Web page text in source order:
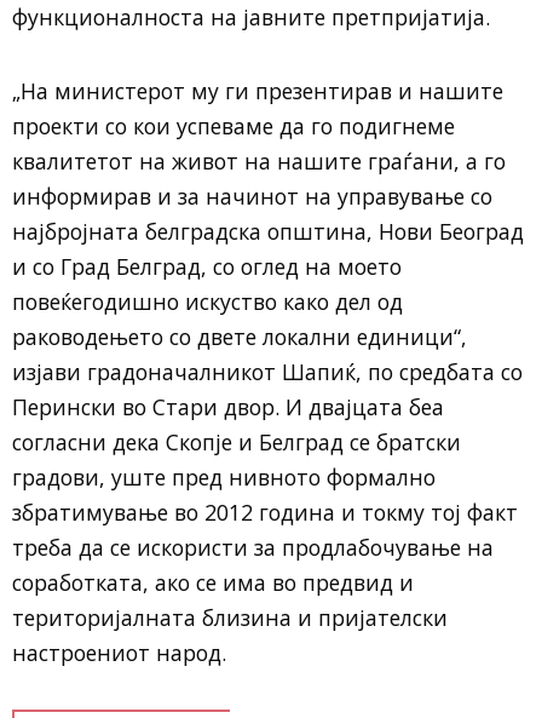
функционалноста на јавните претпријатија.
„На министерот му ги презентирав и нашите
проекти со кои успеваме да го подигнеме
квалитетот на живот на нашите граѓани, а го
информирав и за начинот на управување со
најбројната белградска општина, Нови Београд
и со Град Белград, со оглед на моето
повеќегодишно искуство како дел од
раководењето со двете локални единици“,
изјави градоначалникот Шапиќ, по средбата со
Перински во Стари двор. И двајцата беа
согласни дека Скопје и Белград се братски
градови, уште пред нивното формално
збратимување во 2012 година и токму тој факт
треба да се искористи за продлабочување на
соработката, ако се има во предвид и
територијалната близина и пријателски
настроениот народ.